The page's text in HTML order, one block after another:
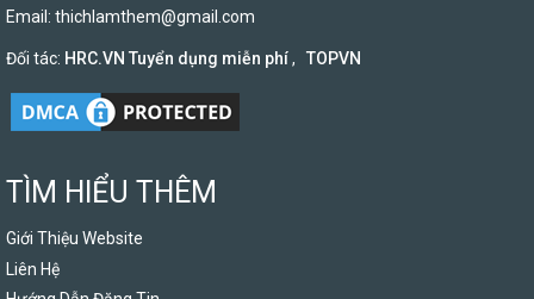
Email: thichlamthem@gmail.com
Đối tác: HRC.VN Tuyển dụng miễn phí, TOPVN
TÌM HIỂU THÊM
Giới Thiệu Website
Liên Hệ